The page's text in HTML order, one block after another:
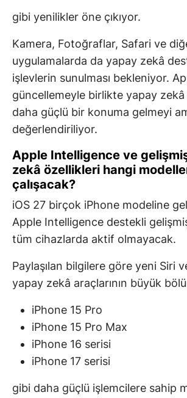
gibi yenilikler öne çıkıyor.
Kamera, Fotoğraflar, Safari ve
uygulamalarda da yapay zekâ
işlevlerin sunulması bekleniyor.
güncellemeyle birlikte yapay
daha güçlü bir konuma gelmeyi
değerlendiriliyor.
Apple Intelligence ve
zekâ özellikleri hangi
çalışacak?
iOS 27 birçok iPhone modeline
Apple Intelligence destekli
tüm cihazlarda aktif olmayacak.
Paylaşılan bilgilere göre yeni Siri
yapay zekâ araçlarının büyük
iPhone 15 Pro
iPhone 15 Pro Max
iPhone 16 serisi
iPhone 17 serisi
gibi daha güçlü işlemcilere sahip